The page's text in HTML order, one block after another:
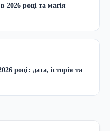
2026 році та магія
році: дата, історія та